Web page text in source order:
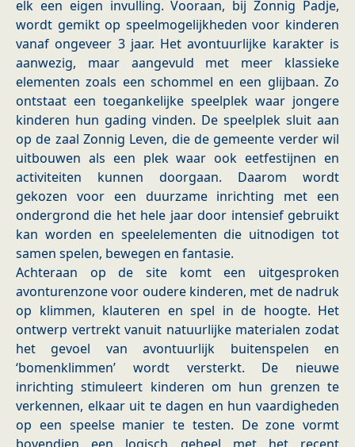
elk een eigen invulling. Vooraan, bij Zonnig Padje,
wordt gemikt op speelmogelijkheden voor kinderen
vanaf ongeveer 3 jaar. Het avontuurlijke karakter is
aanwezig, maar aangevuld met meer klassieke
elementen zoals een schommel en een glijbaan. Zo
ontstaat een toegankelijke speelplek waar jongere
kinderen hun gading vinden. De speelplek sluit aan
op de zaal Zonnig Leven, die de gemeente verder wil
uitbouwen als een plek waar ook eetfestijnen en
activiteiten kunnen doorgaan. Daarom wordt
gekozen voor een duurzame inrichting met een
ondergrond die het hele jaar door intensief gebruikt
kan worden en speelelementen die uitnodigen tot
samen spelen, bewegen en fantasie.
Achteraan op de site komt een uitgesproken
avonturenzone voor oudere kinderen, met de nadruk
op klimmen, klauteren en spel in de hoogte. Het
ontwerp vertrekt vanuit natuurlijke materialen zodat
het gevoel van avontuurlijk buitenspelen en
‘bomenklimmen’ wordt versterkt. De nieuwe
inrichting stimuleert kinderen om hun grenzen te
verkennen, elkaar uit te dagen en hun vaardigheden
op een speelse manier te testen. De zone vormt